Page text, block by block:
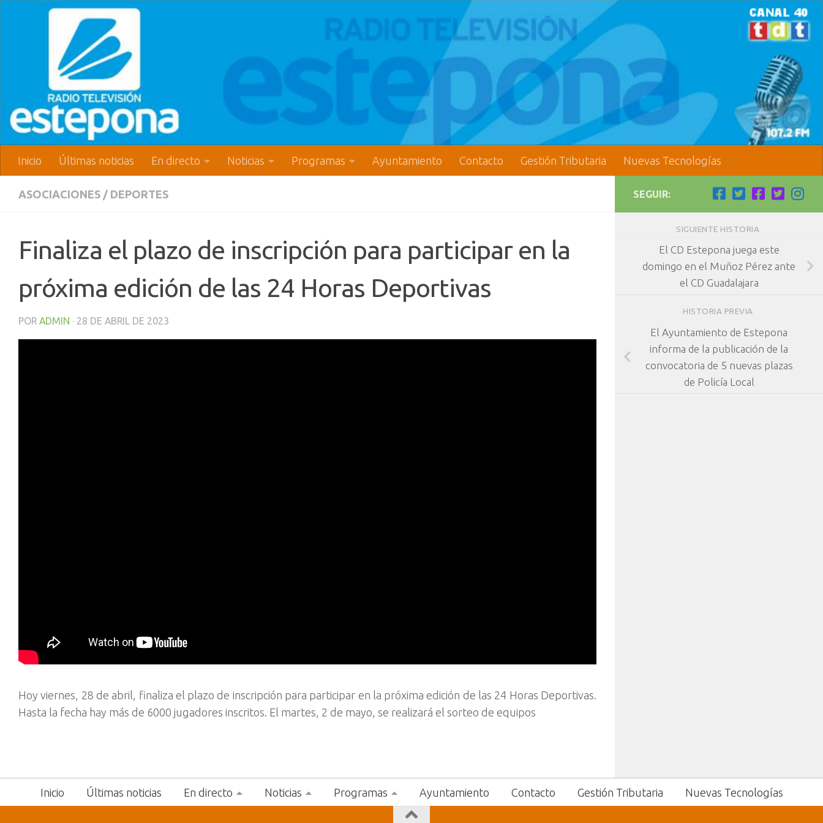
Inicio Últimas noticias En directo Noticias Programas Ayuntamiento Contacto Gestión Tributaria Nuevas Tecnologías
ASOCIACIONES / DEPORTES
Finaliza el plazo de inscripción para participar en la
próxima edición de las 24 Horas Deportivas
POR ADMIN · 28 DE ABRIL DE 2023
Hoy viernes, 28 de abril, finaliza el plazo de inscripción para participar en la próxima edición de las 24 Horas Deportivas.
Hasta la fecha hay más de 6000 jugadores inscritos. El martes, 2 de mayo, se realizará el sorteo de equipos
SEGUIR:
SIGUIENTE HISTORIA
El CD Estepona juega este
domingo en el Muñoz Pérez ante
el CD Guadalajara
HISTORIA PREVIA
El Ayuntamiento de Estepona
informa de la publicación de la
convocatoria de 5 nuevas plazas
de Policía Local
Inicio Últimas noticias En directo Noticias Programas Ayuntamiento Contacto Gestión Tributaria Nuevas Tecnologías